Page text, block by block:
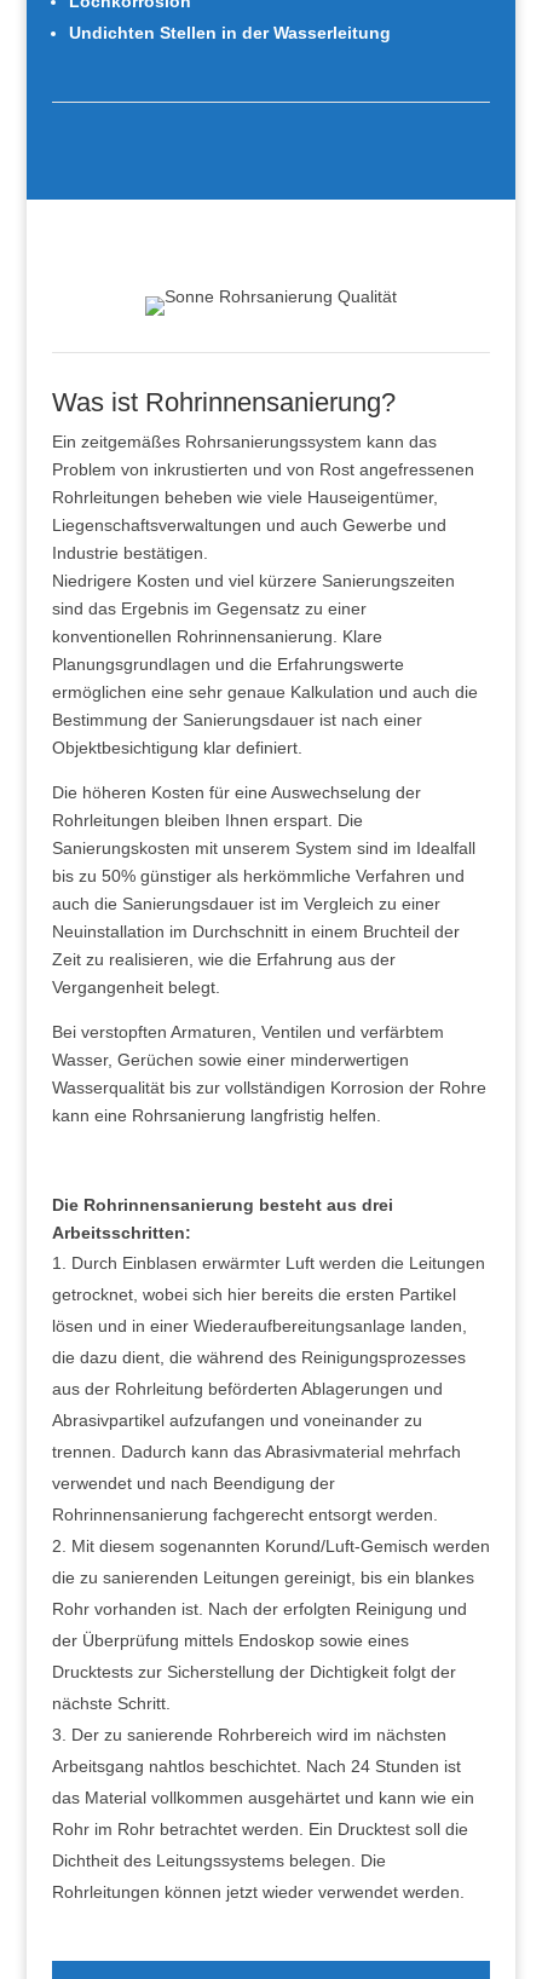
Undichten Stellen in der Wasserleitung
Was ist Rohrinnensanierung?
Ein zeitgemäßes Rohrsanierungssystem kann das
Problem von inkrustierten und von Rost angefressenen
Rohrleitungen beheben wie viele Hauseigentümer,
Liegenschaftsverwaltungen und auch Gewerbe und
Industrie bestätigen.
Niedrigere Kosten und viel kürzere Sanierungszeiten
sind das Ergebnis im Gegensatz zu einer
konventionellen Rohrinnensanierung. Klare
Planungsgrundlagen und die Erfahrungswerte
ermöglichen eine sehr genaue Kalkulation und auch die
Bestimmung der Sanierungsdauer ist nach einer
Objektbesichtigung klar definiert.
Die höheren Kosten für eine Auswechselung der
Rohrleitungen bleiben Ihnen erspart. Die
Sanierungskosten mit unserem System sind im Idealfall
bis zu 50% günstiger als herkömmliche Verfahren und
auch die Sanierungsdauer ist im Vergleich zu einer
Neuinstallation im Durchschnitt in einem Bruchteil der
Zeit zu realisieren, wie die Erfahrung aus der
Vergangenheit belegt.
Bei verstopften Armaturen, Ventilen und verfärbtem
Wasser, Gerüchen sowie einer minderwertigen
Wasserqualität bis zur vollständigen Korrosion der Rohre
kann eine Rohrsanierung langfristig helfen.
Die Rohrinnensanierung besteht aus drei
Arbeitsschritten:
Durch Einblasen erwärmter Luft werden die Leitungen
getrocknet, wobei sich hier bereits die ersten Partikel
lösen und in einer Wiederaufbereitungsanlage landen,
die dazu dient, die während des Reinigungsprozesses
aus der Rohrleitung beförderten Ablagerungen und
Abrasivpartikel aufzufangen und voneinander zu
trennen. Dadurch kann das Abrasivmaterial mehrfach
verwendet und nach Beendigung der
Rohrinnensanierung fachgerecht entsorgt werden.
Mit diesem sogenannten Korund/Luft-Gemisch werden
die zu sanierenden Leitungen gereinigt, bis ein blankes
Rohr vorhanden ist. Nach der erfolgten Reinigung und
der Überprüfung mittels Endoskop sowie eines
Drucktests zur Sicherstellung der Dichtigkeit folgt der
nächste Schritt.
Der zu sanierende Rohrbereich wird im nächsten
Arbeitsgang nahtlos beschichtet. Nach 24 Stunden ist
das Material vollkommen ausgehärtet und kann wie ein
Rohr im Rohr betrachtet werden. Ein Drucktest soll die
Dichtheit des Leitungssystems belegen. Die
Rohrleitungen können jetzt wieder verwendet werden.